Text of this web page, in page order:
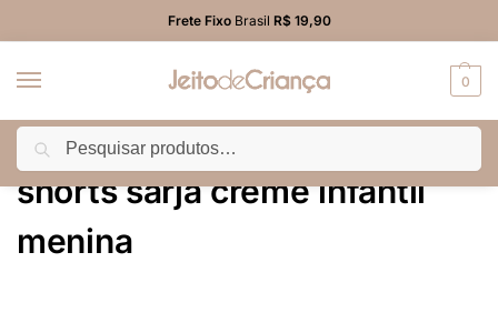
Frete FixoBrasil R$ 19,90
0
Início Produtos marcados com a tag “shorts sarja creme infantil menina”
shorts sarja creme infantil
menina